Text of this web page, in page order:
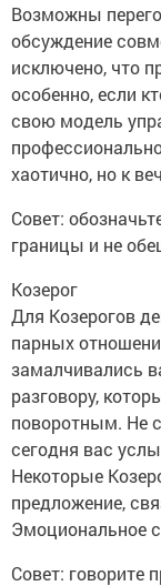
Возможны
обсуждение
исключено, что
особенно, если
свою модель
хаотично, но к
Совет:
границы и не
Козерог
Для Козерогов
парных
замалчивались
разговору,
поворотным. Не
сегодня вас
Некоторые
предложение,
Эмоциональное
Совет: говорите